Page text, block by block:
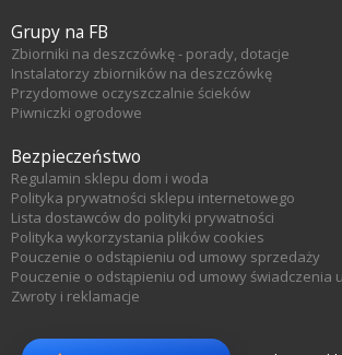
Grupy na FB
Zbiorniki na deszczówkę - porady, dotacje
Instalatorzy zbiorników na deszczówkę
Przydomowe oczyszczalnie ścieków
Piwniczki ogrodowe
Bezpieczeństwo
Regulamin sklepu dom i woda
Polityka prywatności sklepu internetowego
Lista dostawców do polityki prywatności
Polityka wykorzystania plików cookies
Pouczenie o odstąpieniu od umowy sprzedaży
Pouczenie o odstąpieniu od umowy świadczenia
Zwroty i reklamacje